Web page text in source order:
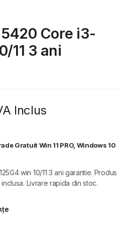
Core i3-
11 3 ani
Inclus
Gratuit Win 11 PRO, Windows 10
win 10/11 3 ani garantie. Produs
Livrare rapida din stoc.